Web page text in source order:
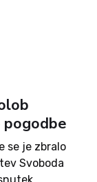
se je zbralo
Svoboda